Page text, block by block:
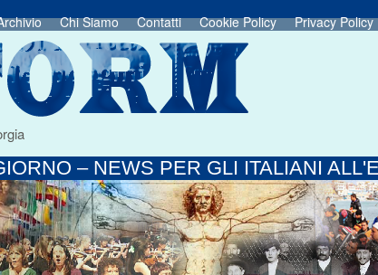
Chi Siamo Contatti Cookie Policy Privacy Policy
– NEWS PER GLI ITALIANI